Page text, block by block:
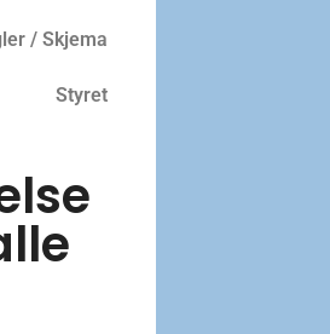
/ Skjema
Styret